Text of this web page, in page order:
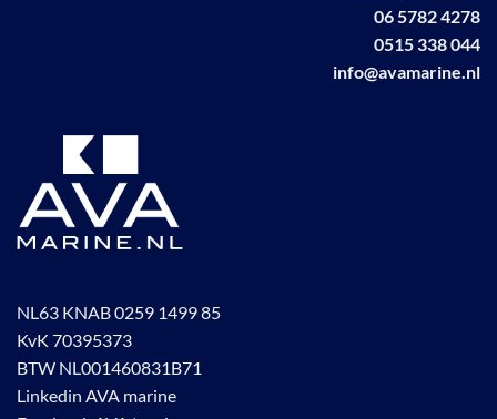
06 5782 4278
0515 338 044
info@avamarine.nl
NL63 KNAB 0259 1499 85
KvK 70395373
BTW NL001460831B71
Linkedin AVA marine